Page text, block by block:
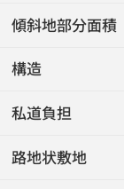
傾斜地部分面積
構造
私道負担
路地状敷地